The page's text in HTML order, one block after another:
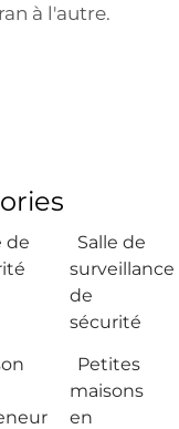
à l'autre.
de
Salle de
surveillance
de
sécurité
Petites
maisons
en